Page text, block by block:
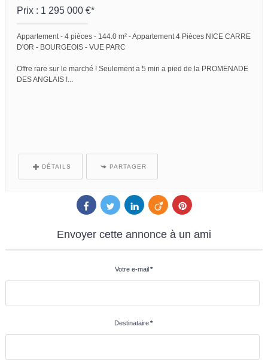
Prix : 1 295 000 €*
Appartement -4 pièces - 144.0 m² -Appartement 4 Pièces NICE CARRE
D'OR - BOURGEOIS - VUE PARC
Offre rare sur le marché ! Seulement a 5 min a pied de la PROMENADE
DES ANGLAIS !...
DÉTAILS PARTAGER
Envoyer cette annonce à un ami
Votre e-mail *
Destinataire*